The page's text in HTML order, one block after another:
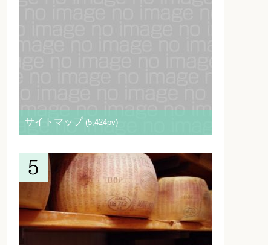
サイトマップ (5,424pv)